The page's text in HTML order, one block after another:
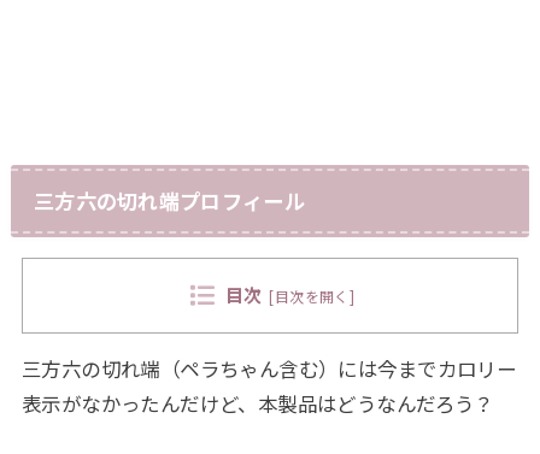
三方六の切れ端プロフィール
目次 [目次を開く ]
三方六の切れ端（ペラちゃん含む）には今までカロリー
表示がなかったんだけど、本製品はどうなんだろう？